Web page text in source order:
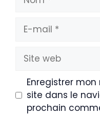
mail
Site
web
Enregistrer
site dans le
prochain